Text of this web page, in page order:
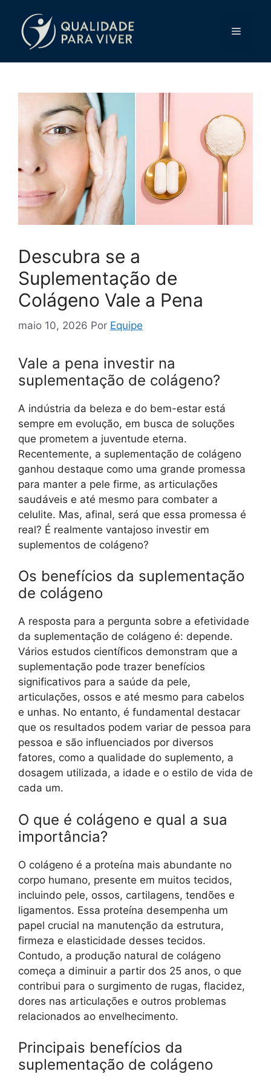
conteúdo
Menu
Descubra se a
Suplementação de
Colágeno Vale a Pena
maio 10, 2026 Por Equipe
Vale a pena investir na
suplementação de colágeno?
A indústria da beleza e do bem-estar está
sempre em evolução, em busca de soluções
que prometem a juventude eterna.
Recentemente, a suplementação de colágeno
ganhou destaque como uma grande promessa
para manter a pele firme, as articulações
saudáveis e até mesmo para combater a
celulite. Mas, afinal, será que essa promessa é
real? É realmente vantajoso investir em
suplementos de colágeno?
Os benefícios da suplementação
de colágeno
A resposta para a pergunta sobre a efetividade
da suplementação de colágeno é: depende.
Vários estudos científicos demonstram que a
suplementação pode trazer benefícios
significativos para a saúde da pele,
articulações, ossos e até mesmo para cabelos
e unhas. No entanto, é fundamental destacar
que os resultados podem variar de pessoa para
pessoa e são influenciados por diversos
fatores, como a qualidade do suplemento, a
dosagem utilizada, a idade e o estilo de vida de
cada um.
O que é colágeno e qual a sua
importância?
O colágeno é a proteína mais abundante no
corpo humano, presente em muitos tecidos,
incluindo pele, ossos, cartilagens, tendões e
ligamentos. Essa proteína desempenha um
papel crucial na manutenção da estrutura,
firmeza e elasticidade desses tecidos.
Contudo, a produção natural de colágeno
começa a diminuir a partir dos 25 anos, o que
contribui para o surgimento de rugas, flacidez,
dores nas articulações e outros problemas
relacionados ao envelhecimento.
Principais benefícios da
suplementação de colágeno